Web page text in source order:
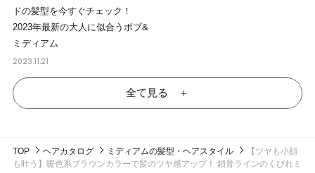
ドの髪型を今すぐチェック！
2023年最新の大人に似合うボブ&
ミディアム
2023.11.21
全て見る ＋
TOP ヘアカタログ ミディアムの髪型・ヘアスタイル
【ツヤも小顔
も叶う】暖色系ブラウンカラーで髪のツヤ感アップ！ 鎖骨ラインのくびれミ